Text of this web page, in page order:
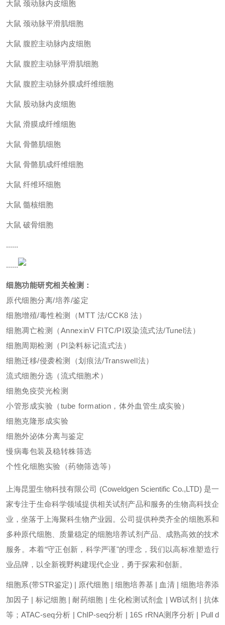
大鼠 颈动脉内皮细胞
大鼠 颈动脉平滑肌细胞
大鼠 腹腔主动脉内皮细胞
大鼠 腹腔主动脉平滑肌细胞
大鼠 腹腔主动脉外膜成纤维细胞
大鼠 股动脉内皮细胞
大鼠 滑膜成纤维细胞
大鼠 骨骼肌细胞
大鼠 骨骼肌成纤维细胞
大鼠 纤维环细胞
大鼠 髓核细胞
大鼠 破骨细胞
......
......
细胞功能研究相关检测：
原代细胞分离/培养/鉴定
细胞增殖/毒性检测（MTT 法/CCK8 法）
细胞凋亡检测（AnnexinV FITC/PI双染流式法/Tunel法）
细胞周期检测（PI染料标记流式法）
细胞迁移/侵袭检测（划痕法/Transwell法）
流式细胞分选（流式细胞术）
细胞免疫荧光检测
小管形成实验（tube formation，体外血管生成实验）
细胞克隆形成实验
细胞外泌体分离与鉴定
慢病毒包装及稳转株筛选
个性化细胞实验（药物筛选等）
上海昆盟生物科技有限公司 (Coweldgen Scientific Co.,LTD) 是一
家专注于生命科学领域提供相关试剂产品和服务的生物高科技企
业，坐落于上海聚科生物产业园。公司提供种类齐全的细胞系和
多种原代细胞、质量稳定的细胞培养试剂产品、成熟高效的技术
服务。本着“守正创新，科学严谨"的理念，我们以高标准塑造行
业品牌，以全新视野构建现代企业，勇于探索和创新。
细胞系(带STR鉴定) | 原代细胞 | 细胞培养基 | 血清 | 细胞培养添
加因子 | 标记细胞 | 耐药细胞 | 生化检测试剂盒 | WB试剂 | 抗体
等；ATAC-seq分析 | ChIP-seq分析 | 16S rRNA测序分析 | Pull d